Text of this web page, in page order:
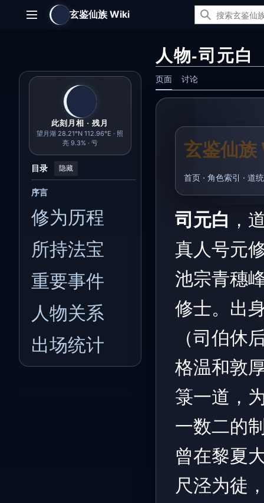
主菜单 玄鉴仙族 Wiki
此刻月相 · 残月
望月湖 28.21°N 112.96°E · 照
亮 9.3% · 亏
目录 隐藏
序言
修为历程
所持法宝
重要事件
人物关系
出场统计
人物-司元白
页面 讨论
玄鉴仙
首页 · 角色索引 · 道
司元白 ，
真人号元
池宗青穗
修士。出
（司伯休
格温和敦
箓一道，
一数二的
曾在黎夏
尺泾为徒